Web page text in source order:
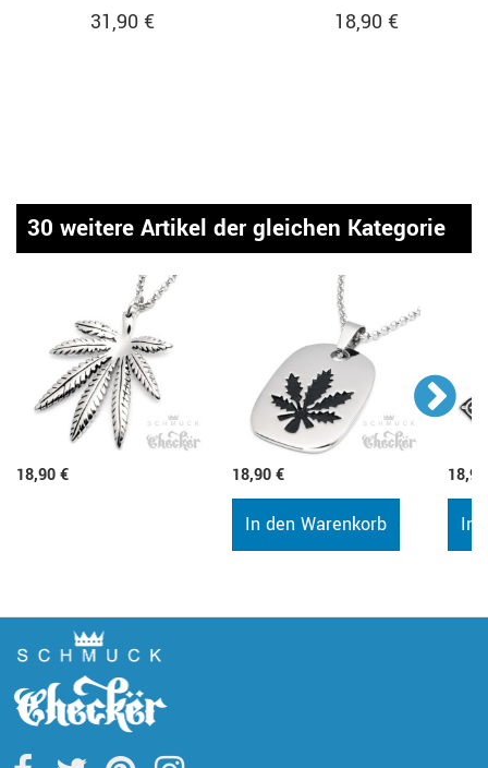
31,90 € 18,90 €
30 weitere Artikel der gleichen Kategorie
18,90 € 18,90 €
In den Warenkorb In